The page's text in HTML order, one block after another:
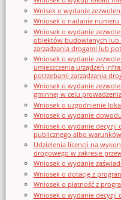
Wnisek o wydanie
Wniosek o nadanie
Wniosek o wydanie
obiektów budowlanych lub
zarządzania drogami lub
Wniosek o wydanie
umieszczenia urządzeń
potrzebami zarządzania
Wniosek o wydanie
gminnej w celu
Wniosek o uzgodnienie
Wniosek o wydanie
Wniosek o wydanie decyzji
publicznego albo
Udzielenia licencji na
drogowego w zakresie
Wniosek o wydanie
Wniosek o dotację z
Wniosek o płatność z
Wniosek o wydanie